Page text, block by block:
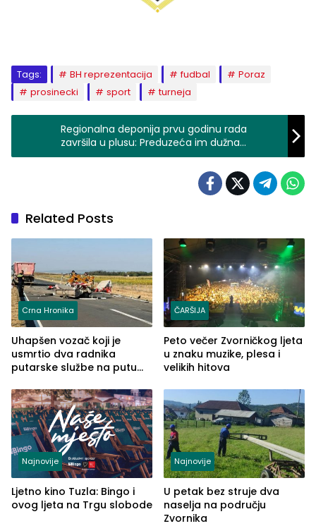
Tags: BH reprezentacija fudbal
Poraz
prosinecki
sport turneja
Regionalna deponija prvu godinu rada
završila u plusu: Preduzeća im dužna
339.000 KM
Related Posts
Crna Hronika
Uhapšen vozač koji je
usmrtio dva radnika
putarske službe na putu
(FOTO)
ČARŠIJA
Peto večer Zvorničkog ljeta
u znaku muzike, plesa i
velikih hitova
Najnovije
Ljetno kino Tuzla: Bingo i
ovog ljeta na Trgu slobode
Najnovije
U petak bez struje dva
naselja na području
Zvornika